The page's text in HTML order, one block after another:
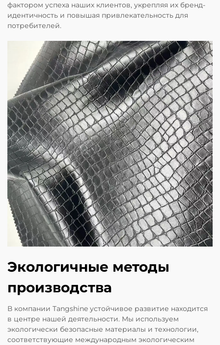
фактором успеха наших клиентов, укрепляя их бренд-
идентичность и повышая привлекательность для
потребителей.
Экологичные методы
производства
В компании Tangshine устойчивое развитие находится
в центре нашей деятельности. Мы используем
экологически безопасные материалы и технологии,
соответствующие международным экологическим